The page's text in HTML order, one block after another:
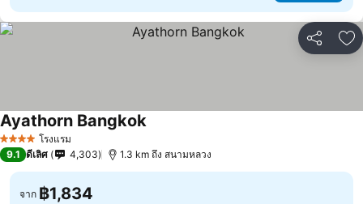
แชร์ เ
4 ดาว โรงแรม
Ayathorn Bangkok
9.1 ดีเลิศ 4,303 1.3 km ถึง สนามหลวง
จาก ฿1,834